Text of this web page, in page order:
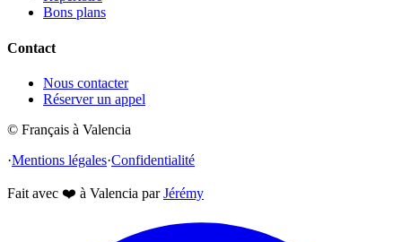
Bons plans
Contact
Nous contacter
Réserver un appel
© Français à Valencia
·Mentions légales·Confidentialité
Fait avec ❤️ à Valencia par Jérémy